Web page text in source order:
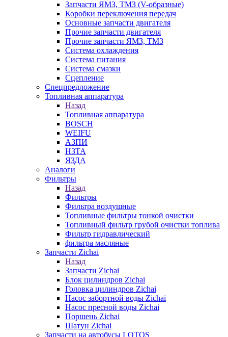
Запчасти ЯМЗ, ТМЗ (V-образные)
Коробки переключения передач
Основные запчасти двигателя
Прочие запчасти двигателя
Прочие запчасти ЯМЗ, ТМЗ
Система охлаждения
Система питания
Система смазки
Сцепление
Спецпредложение
Топливная аппаратура
Назад
Топливная аппаратура
BOSCH
WEIFU
АЗПИ
НЗТА
ЯЗДА
Аналоги
Фильтры
Назад
Фильтры
Фильтра воздушные
Топливные фильтры тонкой очистки
Топливный фильтр грубой очистки топлива
Фильтр гидравлический
фильтра масляные
Запчасти Zichai
Назад
Запчасти Zichai
Блок цилиндров Zichai
Головка цилиндров Zichai
Насос забортной воды Zichai
Насос пресной воды Zichai
Поршень Zichai
Шатун Zichai
Запчасти на автобусы LOTOS